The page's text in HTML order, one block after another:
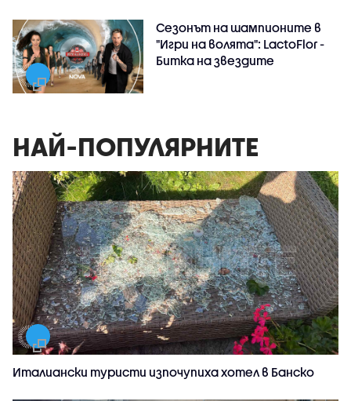
Сезонът на шампионите в
"Игри на волята": LactoFlor -
Битка на звездите
НАЙ-ПОПУЛЯРНИТЕ
Италиански туристи изпочупиха хотел в Банско